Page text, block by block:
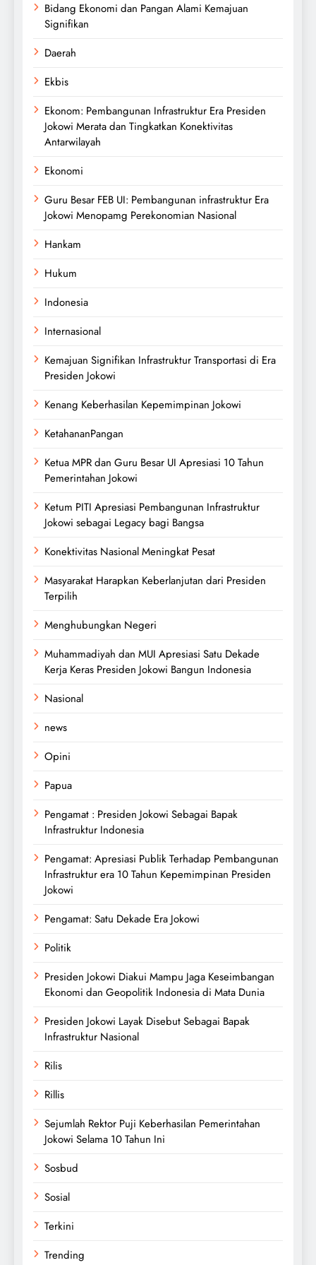
Bidang Ekonomi dan Pangan Alami Kemajuan
Signifikan
Daerah
Ekbis
Ekonom: Pembangunan Infrastruktur Era Presiden
Jokowi Merata dan Tingkatkan Konektivitas
Antarwilayah
Ekonomi
Guru Besar FEB UI: Pembangunan infrastruktur Era
Jokowi Menopamg Perekonomian Nasional
Hankam
Hukum
Indonesia
Internasional
Kemajuan Signifikan Infrastruktur Transportasi di Era
Presiden Jokowi
Kenang Keberhasilan Kepemimpinan Jokowi
KetahananPangan
Ketua MPR dan Guru Besar UI Apresiasi 10 Tahun
Pemerintahan Jokowi
Ketum PITI Apresiasi Pembangunan Infrastruktur
Jokowi sebagai Legacy bagi Bangsa
Konektivitas Nasional Meningkat Pesat
Masyarakat Harapkan Keberlanjutan dari Presiden
Terpilih
Menghubungkan Negeri
Muhammadiyah dan MUI Apresiasi Satu Dekade
Kerja Keras Presiden Jokowi Bangun Indonesia
Nasional
news
Opini
Papua
Pengamat : Presiden Jokowi Sebagai Bapak
Infrastruktur Indonesia
Pengamat: Apresiasi Publik Terhadap Pembangunan
Infrastruktur era 10 Tahun Kepemimpinan Presiden
Jokowi
Pengamat: Satu Dekade Era Jokowi
Politik
Presiden Jokowi Diakui Mampu Jaga Keseimbangan
Ekonomi dan Geopolitik Indonesia di Mata Dunia
Presiden Jokowi Layak Disebut Sebagai Bapak
Infrastruktur Nasional
Rilis
Rillis
Sejumlah Rektor Puji Keberhasilan Pemerintahan
Jokowi Selama 10 Tahun Ini
Sosbud
Sosial
Terkini
Trending